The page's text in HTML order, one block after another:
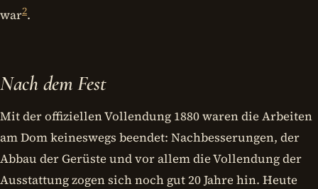
war2.
Nach dem Fest
Mit der offiziellen Vollendung 1880 waren die Arbeiten
am Dom keineswegs beendet: Nachbesserungen, der
Abbau der Gerüste und vor allem die Vollendung der
Ausstattung zogen sich noch gut 20 Jahre hin. Heute